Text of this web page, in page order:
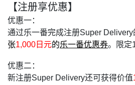
【注册享优惠】
优惠一：
通过乐一番完成注册Super
张1,000日元的乐一番优惠券。限定
优惠二：
新注册Super Delivery还可获得价值